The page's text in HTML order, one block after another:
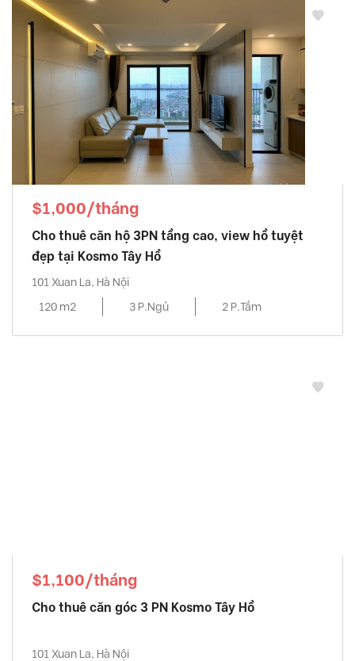
$1,000/tháng
Cho thuê căn hộ 3PN tầng cao, view hồ tuyệt
đẹp tại Kosmo Tây Hồ
101 Xuan La, Hà Nội
120 m2
3 P.Ngủ 2 P.Tắm
$1,100/tháng
Cho thuê căn góc 3 PN Kosmo Tây Hồ
101 Xuan La, Hà Nội